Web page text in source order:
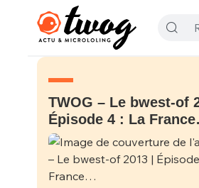
TWOG – Le bwest-of
Épisode 4 : La